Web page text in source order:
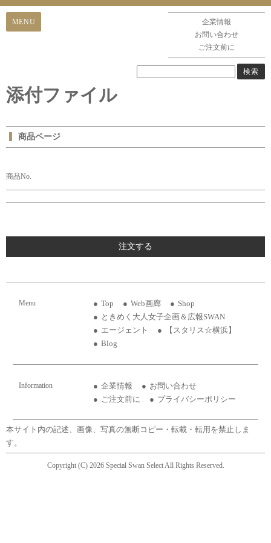
企業情報
お問い合わせ
ご注文前に
添付ファイル
商品ページ
商品No.
注文する
Menu Top Web画廊
Shop
ときめく大人女子企画＆広報SWAN
エージェント
【スタリス☆横浜】
Blog
Information 企業情報
お問い合わせ
ご注文前に
プライバシーポリシー
本サイト内の記述、画像、写真の無断コピー・転載・転用を禁止しま
す。
Copyright (C) 2026 Special Swan Select All Rights Reserved.